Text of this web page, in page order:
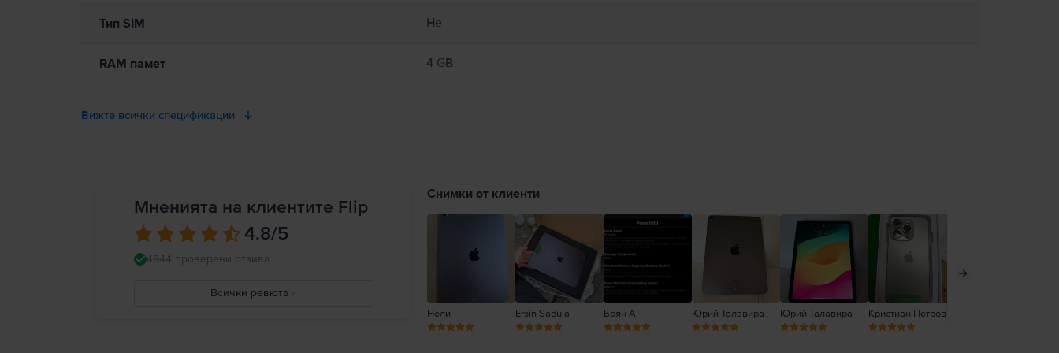
Тип SIM Не
RAM памет 4 GB
Вижте всички спецификации
Мненията на клиентите Flip
4.8/5
4944 проверени отзива
Всички ревюта
Снимки от клиенти
Нели Ersin Sadula Боян А. Юрий Талавира Юрий Талавира Кристиан Петров